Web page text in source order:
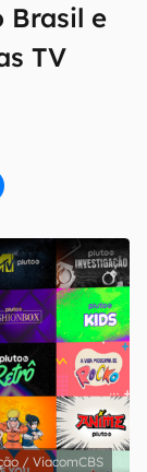
Brasil e
TV
/ ViacomCBS